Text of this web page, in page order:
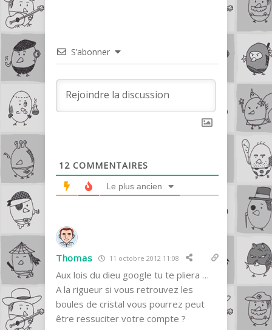
S’abonner
12 COMMENTAIRES
Le plus ancien
Thomas 11 octobre 2012 11:08
Aux lois du dieu google tu te pliera …
A la rigueur si vous retrouvez les
boules de cristal vous pourrez peut
être ressuciter votre compte ?